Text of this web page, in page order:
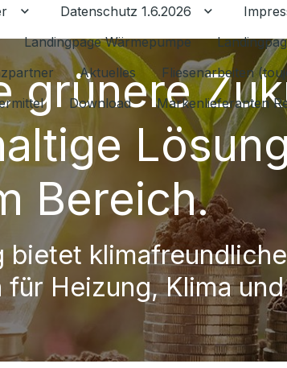
Untermenü für Ratgeber umschalten
Datenschutz 1.6.2026 Untermenü
Landingpage Wärmepumpe
Aktuelles Fliesenarbeiten
Download Markenlieferanten
grünere
Bereich.
bietet klimafreundliche
für Heizung, Klima und